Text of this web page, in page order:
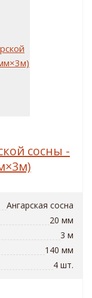
сосны -
Ангарская сосна
20 мм
3 м
140 мм
4 шт.